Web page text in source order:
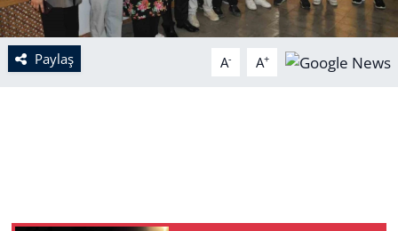
Paylaş A- A+